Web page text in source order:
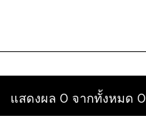
แสดงผล 0 จากทั้งหมด 0